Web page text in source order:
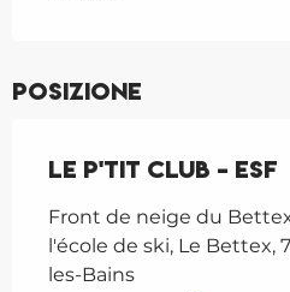
Posizione
Le P'tit Club - ESF
Front de neige du
l'école de ski, Le Bettex,
les-Bains